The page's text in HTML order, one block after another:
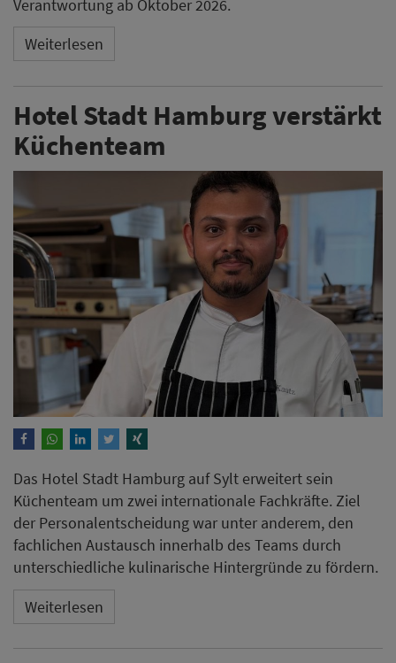
Verantwortung ab Oktober 2026.
Weiterlesen
Hotel Stadt Hamburg verstärkt
Küchenteam
Das Hotel Stadt Hamburg auf Sylt erweitert sein
Küchenteam um zwei internationale Fachkräfte. Ziel
der Personalentscheidung war unter anderem, den
fachlichen Austausch innerhalb des Teams durch
unterschiedliche kulinarische Hintergründe zu fördern.
Weiterlesen